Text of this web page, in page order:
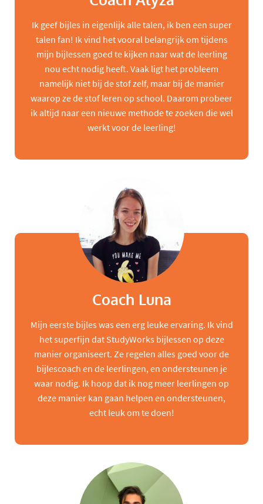
Ik geef bijles in eigenlijk alle talen, ik ben een super
talen fan! Ik vind het vooral belangrijk om tijdens
mijn bijlessen goed te kijken naar wat de leerling
nou echt nodig heeft. Vaak ligt het probleem
namelijk niet bij de stof zelf, maar bij de manier
waarop ze de stof leren op school. Daarom probeer
ik altijd naar een nieuwe methode te zoeken die wel
werkt voor de leerling!
Coach Luna
Mijn eerste bijles was een erg leuke ervaring. Ik vind
het superfijn dat StudyWorks bijlessen op deze
manier organiseert. Ze regelen alles goed voor de
bijlescoach en de leerlingen, en ondersteunen je
waar nodig. Ik hoop dat ik nog meer leerlingen op
deze manier kan gaan helpen en ondersteunen,
echt leuk om te doen!